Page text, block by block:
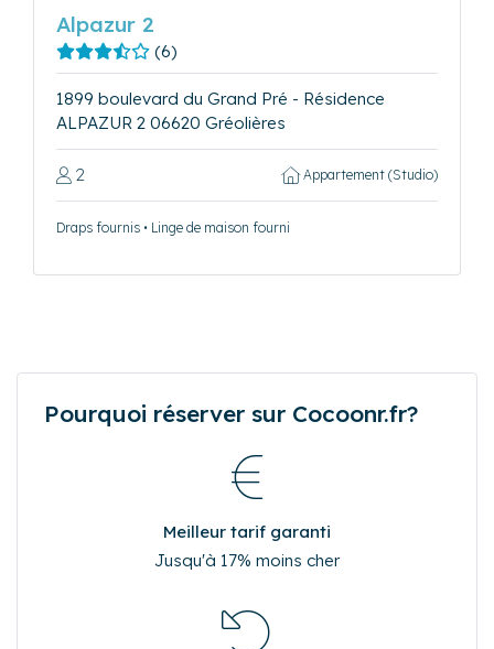
Alpazur 2
(6)
1899 boulevard du Grand Pré - Résidence
ALPAZUR 2 06620 Gréolières
2 Appartement (Studio)
Draps fournis • Linge de maison fourni
Pourquoi réserver sur Cocoonr.fr?
Meilleur tarif garanti
Jusqu'à 17% moins cher